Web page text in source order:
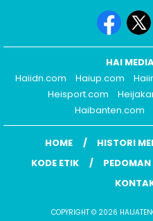
HAI
Haiidn.com
Haiup.com
Heisport.com
Haibanten.com
HOME HISTORI
KODE ETIK
COPYRIGHT © 2026